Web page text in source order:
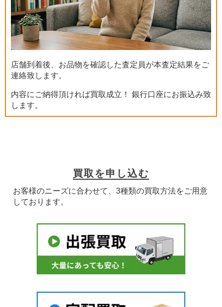
店舗到着後、お品物を確認した査定員が本査定結果をご
連絡致します。
内容にご納得頂ければ買取成立！ 銀行口座にお振込み致
します。
買取を申し込む
お客様のニーズに合わせて、3種類の買取方法をご用意
しております。